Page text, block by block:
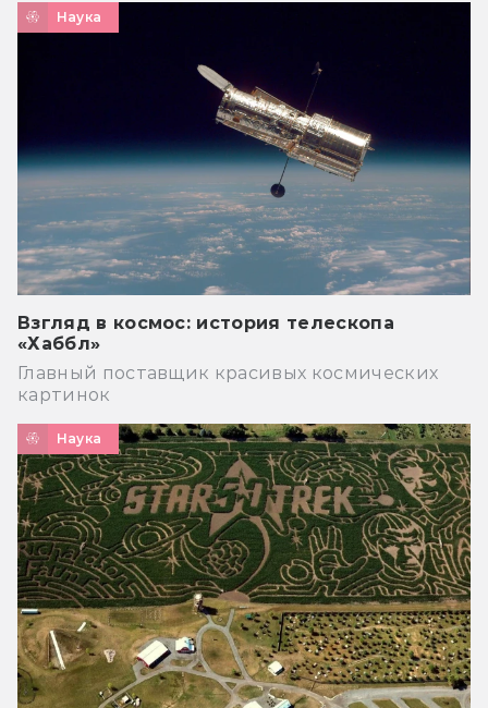
Наука
Взгляд в космос: история телескопа
«Хаббл»
Главный поставщик красивых космических
картинок
Наука